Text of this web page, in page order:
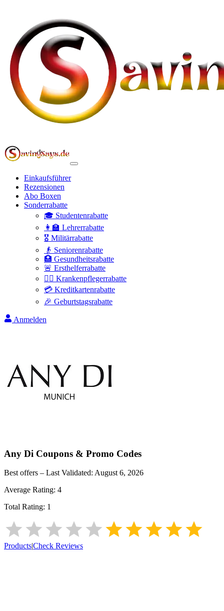
Einkaufsführer
Rezensionen
Abo Boxen
Sonderrabatte
🎓 Studentenrabatte
👩‍🏫 Lehrerrabatte
🎖️ Militärrabatte
👴 Seniorenrabatte
🏥 Gesundheitsrabatte
🚨 Ersthelferrabatte
👩‍⚕️ Krankenpflegerrabatte
💳 Kreditkartenrabatte
🎉 Geburtstagsrabatte
Anmelden
Any Di Coupons & Promo Codes
Best offers – Last Validated: August 6, 2026
Average Rating: 4
Total Rating: 1
Products|Check Reviews